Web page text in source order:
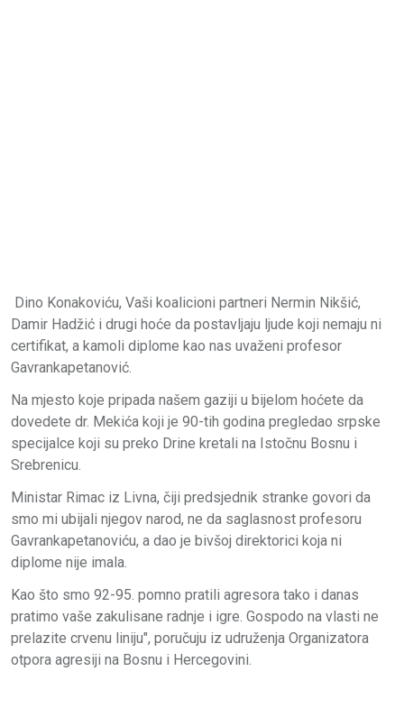
Dino Konakoviću, Vaši koalicioni partneri Nermin Nikšić,
Damir Hadžić i drugi hoće da postavljaju ljude koji nemaju ni
certifikat, a kamoli diplome kao nas uvaženi profesor
Gavrankapetanović.
Na mjesto koje pripada našem gaziji u bijelom hoćete da
dovedete dr. Mekića koji je 90-tih godina pregledao srpske
specijalce koji su preko Drine kretali na Istočnu Bosnu i
Srebrenicu.
Ministar Rimac iz Livna, čiji predsjednik stranke govori da
smo mi ubijali njegov narod, ne da saglasnost profesoru
Gavrankapetanoviću, a dao je bivšoj direktorici koja ni
diplome nije imala.
Kao što smo 92-95. pomno pratili agresora tako i danas
pratimo vaše zakulisane radnje i igre. Gospodo na vlasti ne
prelazite crvenu liniju", poručuju iz udruženja Organizatora
otpora agresiji na Bosnu i Hercegovini.